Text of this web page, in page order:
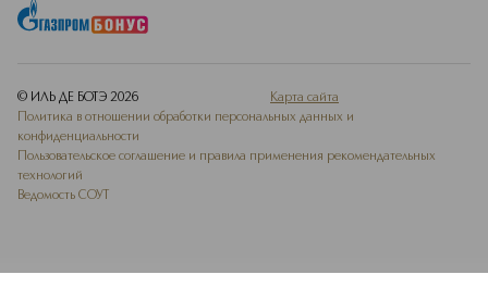
© ИЛЬ ДЕ БОТЭ 2026
Карта сайта
Политика в отношении обработки персональных данных и
конфиденциальности
Пользовательское соглашение и правила применения рекомендательных
технологий
Ведомость СОУТ